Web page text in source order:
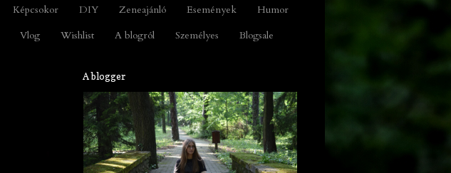
Képcsokor DIY Zeneajánló Események
Humor
Vlog Wishlist A blogról Személyes Blogsale
A blogger